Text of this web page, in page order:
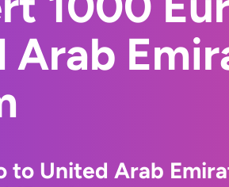
Arab
to United Arab